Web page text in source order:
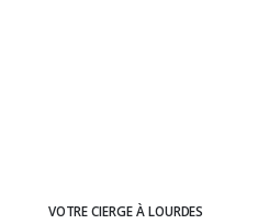
VOTRE CIERGE À LOURDES